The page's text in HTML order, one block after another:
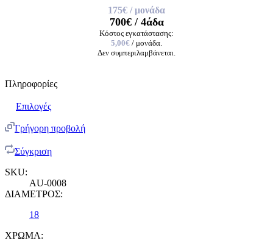
175€ / μονάδα
700€/ 4άδα
Κόστος εγκατάστασης:
5,00€ / μονάδα.
Δεν συμπεριλαμβάνεται.
Πληροφορίες
Επιλογές
Γρήγορη προβολή
Σύγκριση
SKU:
AU-0008
ΔΙΑΜΕΤΡΟΣ:
18
ΧΡΩΜΑ: